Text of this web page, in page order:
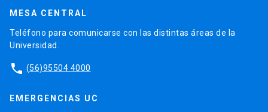
MESA CENTRAL
Teléfono para comunicarse con las distintas áreas de la
Universidad.
phone (56)95504 4000
EMERGENCIAS UC